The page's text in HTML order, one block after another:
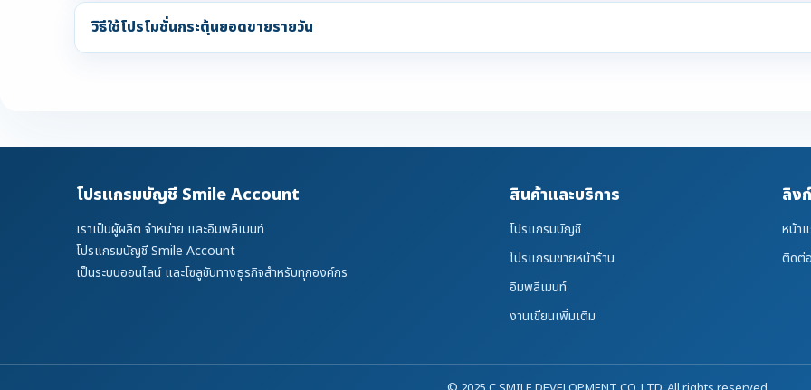
วิธีใช้โปรโมชั่นกระตุ้นยอดขายรายวัน
โปรแกรมบัญชี Smile Account
เราเป็นผู้ผลิต จำหน่าย และอิมพลีเมนท์
โปรแกรมบัญชี Smile Account
เป็นระบบออนไลน์ และโซลูชันทางธุรกิจสำหรับทุกองค์กร
สินค้าและบริการ
โปรแกรมบัญชี
โปรแกรมขายหน้าร้าน
อิมพลีเมนท์
งานเขียนเพิ่มเติม
ลิง
หน้า
ติดต่